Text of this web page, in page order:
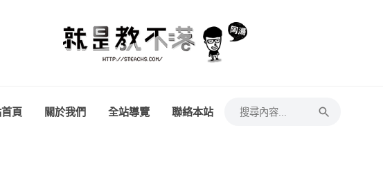
頁 關於我們 全站導覽 聯絡本站